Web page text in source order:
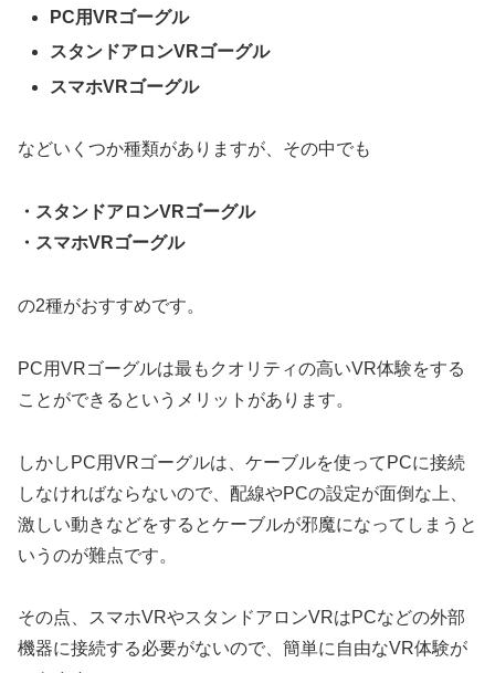
PC用VRゴーグル
スタンドアロンVRゴーグル
スマホVRゴーグル
などいくつか種類がありますが、その中でも
・スタンドアロンVRゴーグル
・スマホVRゴーグル
の2種がおすすめです。
PC用VRゴーグルは最もクオリティの高いVR体験をする
ことができるというメリットがあります。
しかしPC用VRゴーグルは、ケーブルを使ってPCに接続
しなければならないので、配線やPCの設定が面倒な上、
激しい動きなどをするとケーブルが邪魔になってしまうと
いうのが難点です。
その点、スマホVRやスタンドアロンVRはPCなどの外部
機器に接続する必要がないので、簡単に自由なVR体験が